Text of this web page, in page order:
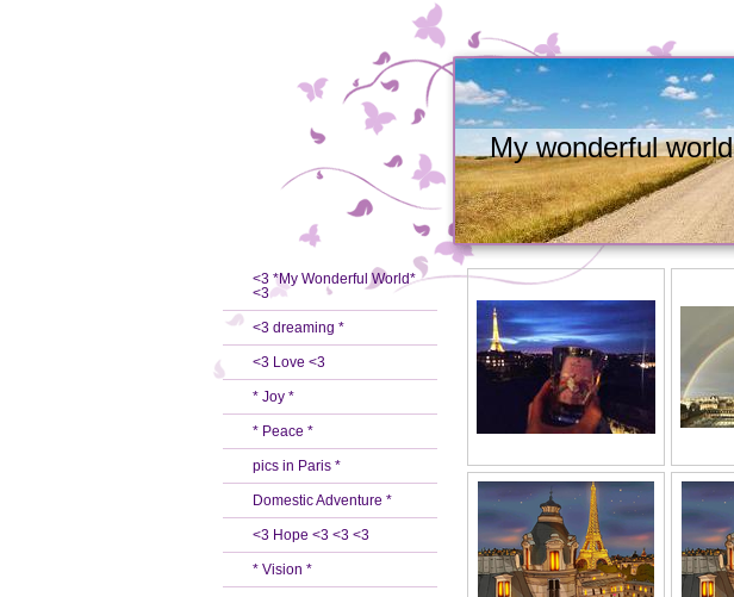
My wonderful world
<3 *My Wonderful World*
<3
<3 dreaming *
<3 Love <3
* Joy *
* Peace *
pics in Paris *
Domestic Adventure *
<3 Hope <3 <3 <3
* Vision *